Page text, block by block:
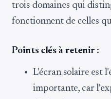
trois domaines qui
fonctionnent de celles
Points clés à retenir :
L'écran solaire est
importante, car